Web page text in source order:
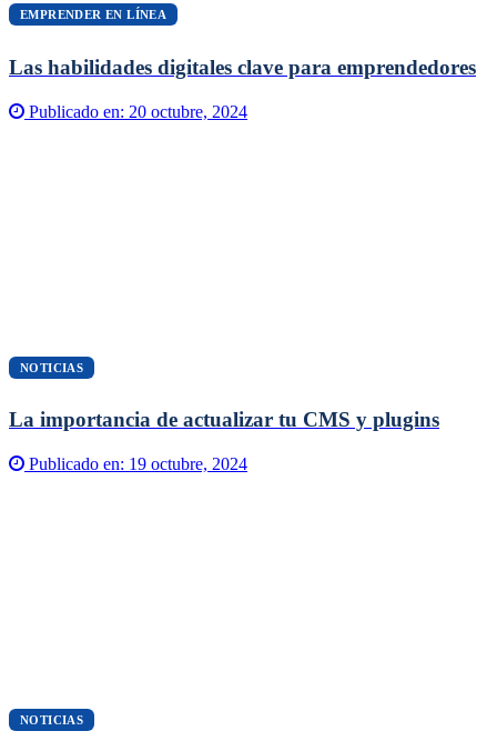
EMPRENDER EN LÍNEA
Las habilidades digitales clave para emprendedores
Publicado en: 20 octubre, 2024
NOTICIAS
La importancia de actualizar tu CMS y plugins
Publicado en: 19 octubre, 2024
NOTICIAS